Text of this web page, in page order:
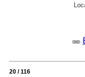
20 / 116